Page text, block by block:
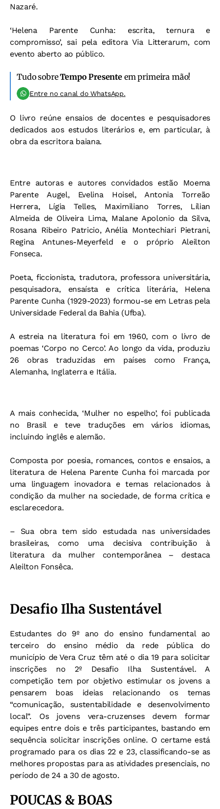
Nazaré.
‘Helena Parente Cunha: escrita, ternura e
compromisso’, sai pela editora Via Litterarum, com
evento aberto ao público.
Tudo sobreTempo Presente em primeira mão!
Entre no canal do WhatsApp.
O livro reúne ensaios de docentes e pesquisadores
dedicados aos estudos literários e, em particular, à
obra da escritora baiana.
Entre autoras e autores convidados estão Moema
Parente Augel, Evelina Hoisel, Antonia Torreão
Herrera, Lígia Telles, Maximiliano Torres, Lílian
Almeida de Oliveira Lima, Malane Apolonio da Silva,
Rosana Ribeiro Patricio, Anélia Montechiari Pietrani,
Regina Antunes-Meyerfeld e o próprio Aleilton
Fonseca.
Poeta, ficcionista, tradutora, professora universitária,
pesquisadora, ensaísta e crítica literária, Helena
Parente Cunha (1929-2023) formou-se em Letras pela
Universidade Federal da Bahia (Ufba).
A estreia na literatura foi em 1960, com o livro de
poemas ‘Corpo no Cerco’. Ao longo da vida, produziu
26 obras traduzidas em países como França,
Alemanha, Inglaterra e Itália.
A mais conhecida, ‘Mulher no espelho’, foi publicada
no Brasil e teve traduções em vários idiomas,
incluindo inglês e alemão.
Composta por poesia, romances, contos e ensaios, a
literatura de Helena Parente Cunha foi marcada por
uma linguagem inovadora e temas relacionados à
condição da mulher na sociedade, de forma crítica e
esclarecedora.
– Sua obra tem sido estudada nas universidades
brasileiras, como uma decisiva contribuição à
literatura da mulher contemporânea – destaca
Aleilton Fonsêca.
Desafio Ilha Sustentável
Estudantes do 9º ano do ensino fundamental ao
terceiro do ensino médio da rede pública do
município de Vera Cruz têm até o dia 19 para solicitar
inscrições no 2º Desafio Ilha Sustentável. A
competição tem por objetivo estimular os jovens a
pensarem boas ideias relacionando os temas
“comunicação, sustentabilidade e desenvolvimento
local”. Os jovens vera-cruzenses devem formar
equipes entre dois e três participantes, bastando em
sequência solicitar inscrições online. O certame está
programado para os dias 22 e 23, classificando-se as
melhores propostas para as atividades presenciais, no
período de 24 a 30 de agosto.
POUCAS & BOAS